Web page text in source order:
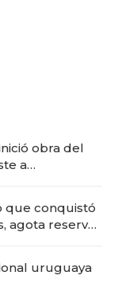
obra del
a
que conquistó
agota reservas
uruguaya